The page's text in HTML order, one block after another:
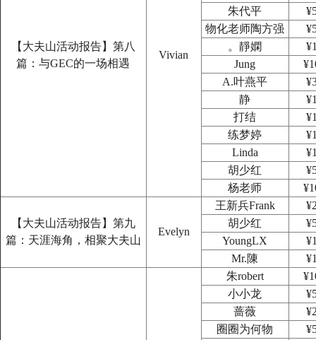
【大夫山活动报告】第八
篇：与GEC的一场相遇
Vivian
朱代平
物化老师陶方强
。靜嫻
Jung
A.叶燕平
静
打结
练梦婷
Linda
胡少红
杨老师
【大夫山活动报告】第九
篇：天涯海角，相聚大夫山
Evelyn
王新兵Frank
胡少红
YoungLX
Mr.陳
朱robert
小小龙
蔷薇
圈圈为何物